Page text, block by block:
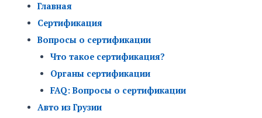
Главная
Сертификация
Вопросы о сертификации
Что такое сертификация?
Органы сертификации
FAQ: Вопросы о сертификации
Авто из Грузии